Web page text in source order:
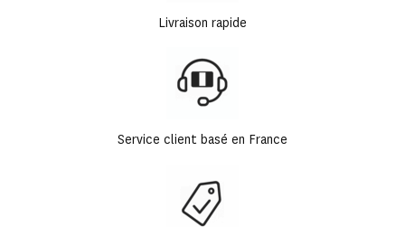
Livraison rapide
Service client basé en France